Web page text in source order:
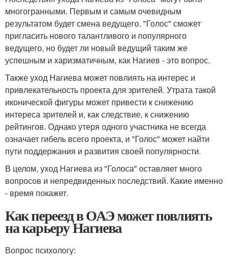
многогранными. Первым и самым очевидным
результатом будет смена ведущего. "Голос" сможет
пригласить нового талантливого и популярного
ведущего, но будет ли новый ведущий таким же
успешным и харизматичным, как Нагиев - это вопрос.
Также уход Нагиева может повлиять на интерес и
привлекательность проекта для зрителей. Утрата такой
иконической фигуры может привести к снижению
интереса зрителей и, как следствие, к снижению
рейтингов. Однако утеря одного участника не всегда
означает гибель всего проекта, и "Голос" может найти
пути поддержания и развития своей популярности.
В целом, уход Нагиева из "Голоса" оставляет много
вопросов и непредвиденных последствий. Какие именно
- время покажет.
Как переезд в ОАЭ может повлиять
на карьеру Нагиева
Вопрос психологу: